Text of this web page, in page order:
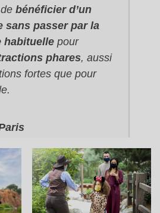
bénéficier d’un
sans passer par la
habituellepour
phares, aussi
fortes que pour